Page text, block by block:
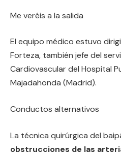
Me veréis a la salida
El equipo médico estuvo
Forteza, también jefe del
Cardiovascular del Hospital
Majadahonda (Madrid).
Conductos alternativos
La técnica quirúrgica del
obstrucciones de las